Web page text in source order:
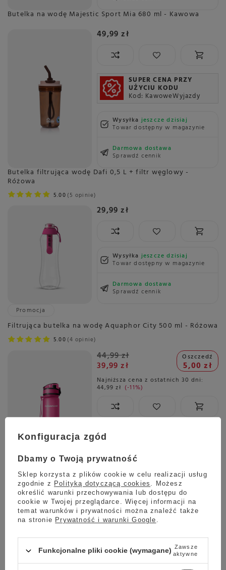
Butelka na wodę Majestic Sport Mia 680 ml - Kawowa
49,99 zł
SUPER CENA PRZY
UŻYCIU KODU
Kod: KawoweWyjazdy
Wysyłkajeszcze dzisiaj
Towar dostępny w magazynie
Darmowa dostawa
Sprawdź cennik
Butelka filtrująca wodę Dafi 0,5 L + filtr węglowy -
Różowa
5.00 5 opinie
29,99 zł
Wysyłkajeszcze dzisiaj
Towar dostępny w magazynie
Darmowa dostawa
Sprawdź cennik
Promocja
Filtrująca butelka na wodę Aquaphor City 500 ml - Różowa
5.00 4 opinie
44,99 zł
39,99 zł
Oszczedź
5,00 zł
Najniższa cena z ostatnich 30 dni:
44,99 zł -11%
Darmowa dostawa
Butelka termiczna na wodę Contigo Matterhorn Couture
BLONDE WOOD 590 ml
114,99 zł
Wysyłka jeszcze dzisiaj
Konfiguracja zgód
Dbamy o Twoją prywatność
Sklep korzysta z plików cookie w celu realizacji usług
zgodnie z Polityką dotyczącą cookies . Możesz
określić warunki przechowywania lub dostępu do
cookie w Twojej przeglądarce. Więcej informacji na
temat warunków i prywatności można znaleźć także
na stronie Prywatność i warunki Google .
Funkcjonalne pliki cookie (wymagane) Zawsze
aktywne